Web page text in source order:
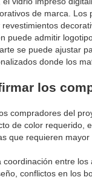
de marca.
puede admitir
se puede ajustar
donde los
los
compradores del
de color requerido,
que requieren
entre
conflictos en los